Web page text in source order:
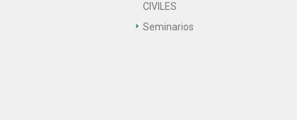
CIVILES
Seminarios